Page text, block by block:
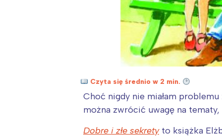
Czyta się średnio w 2 min.
Choć nigdy nie miałam
można zwrócić uwagę na
Dobre i złe sekretyto książka